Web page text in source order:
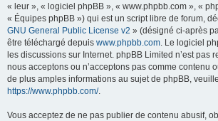
« leur », « logiciel phpBB », « www.phpbb.com », «
« Équipes phpBB ») qui est un script libre de forum,
GNU General Public License v2 » (désigné ci-après
être téléchargé depuis www.phpbb.com. Le logiciel
les discussions sur Internet. phpBB Limited n’est pas
nous acceptons ou n’acceptons pas comme contenu
de plus amples informations au sujet de phpBB,
https://www.phpbb.com/.
Vous acceptez de ne pas publier de contenu abusif,